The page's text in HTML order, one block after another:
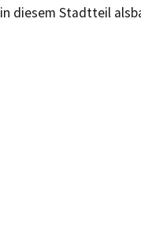
in diesem Stadtteil